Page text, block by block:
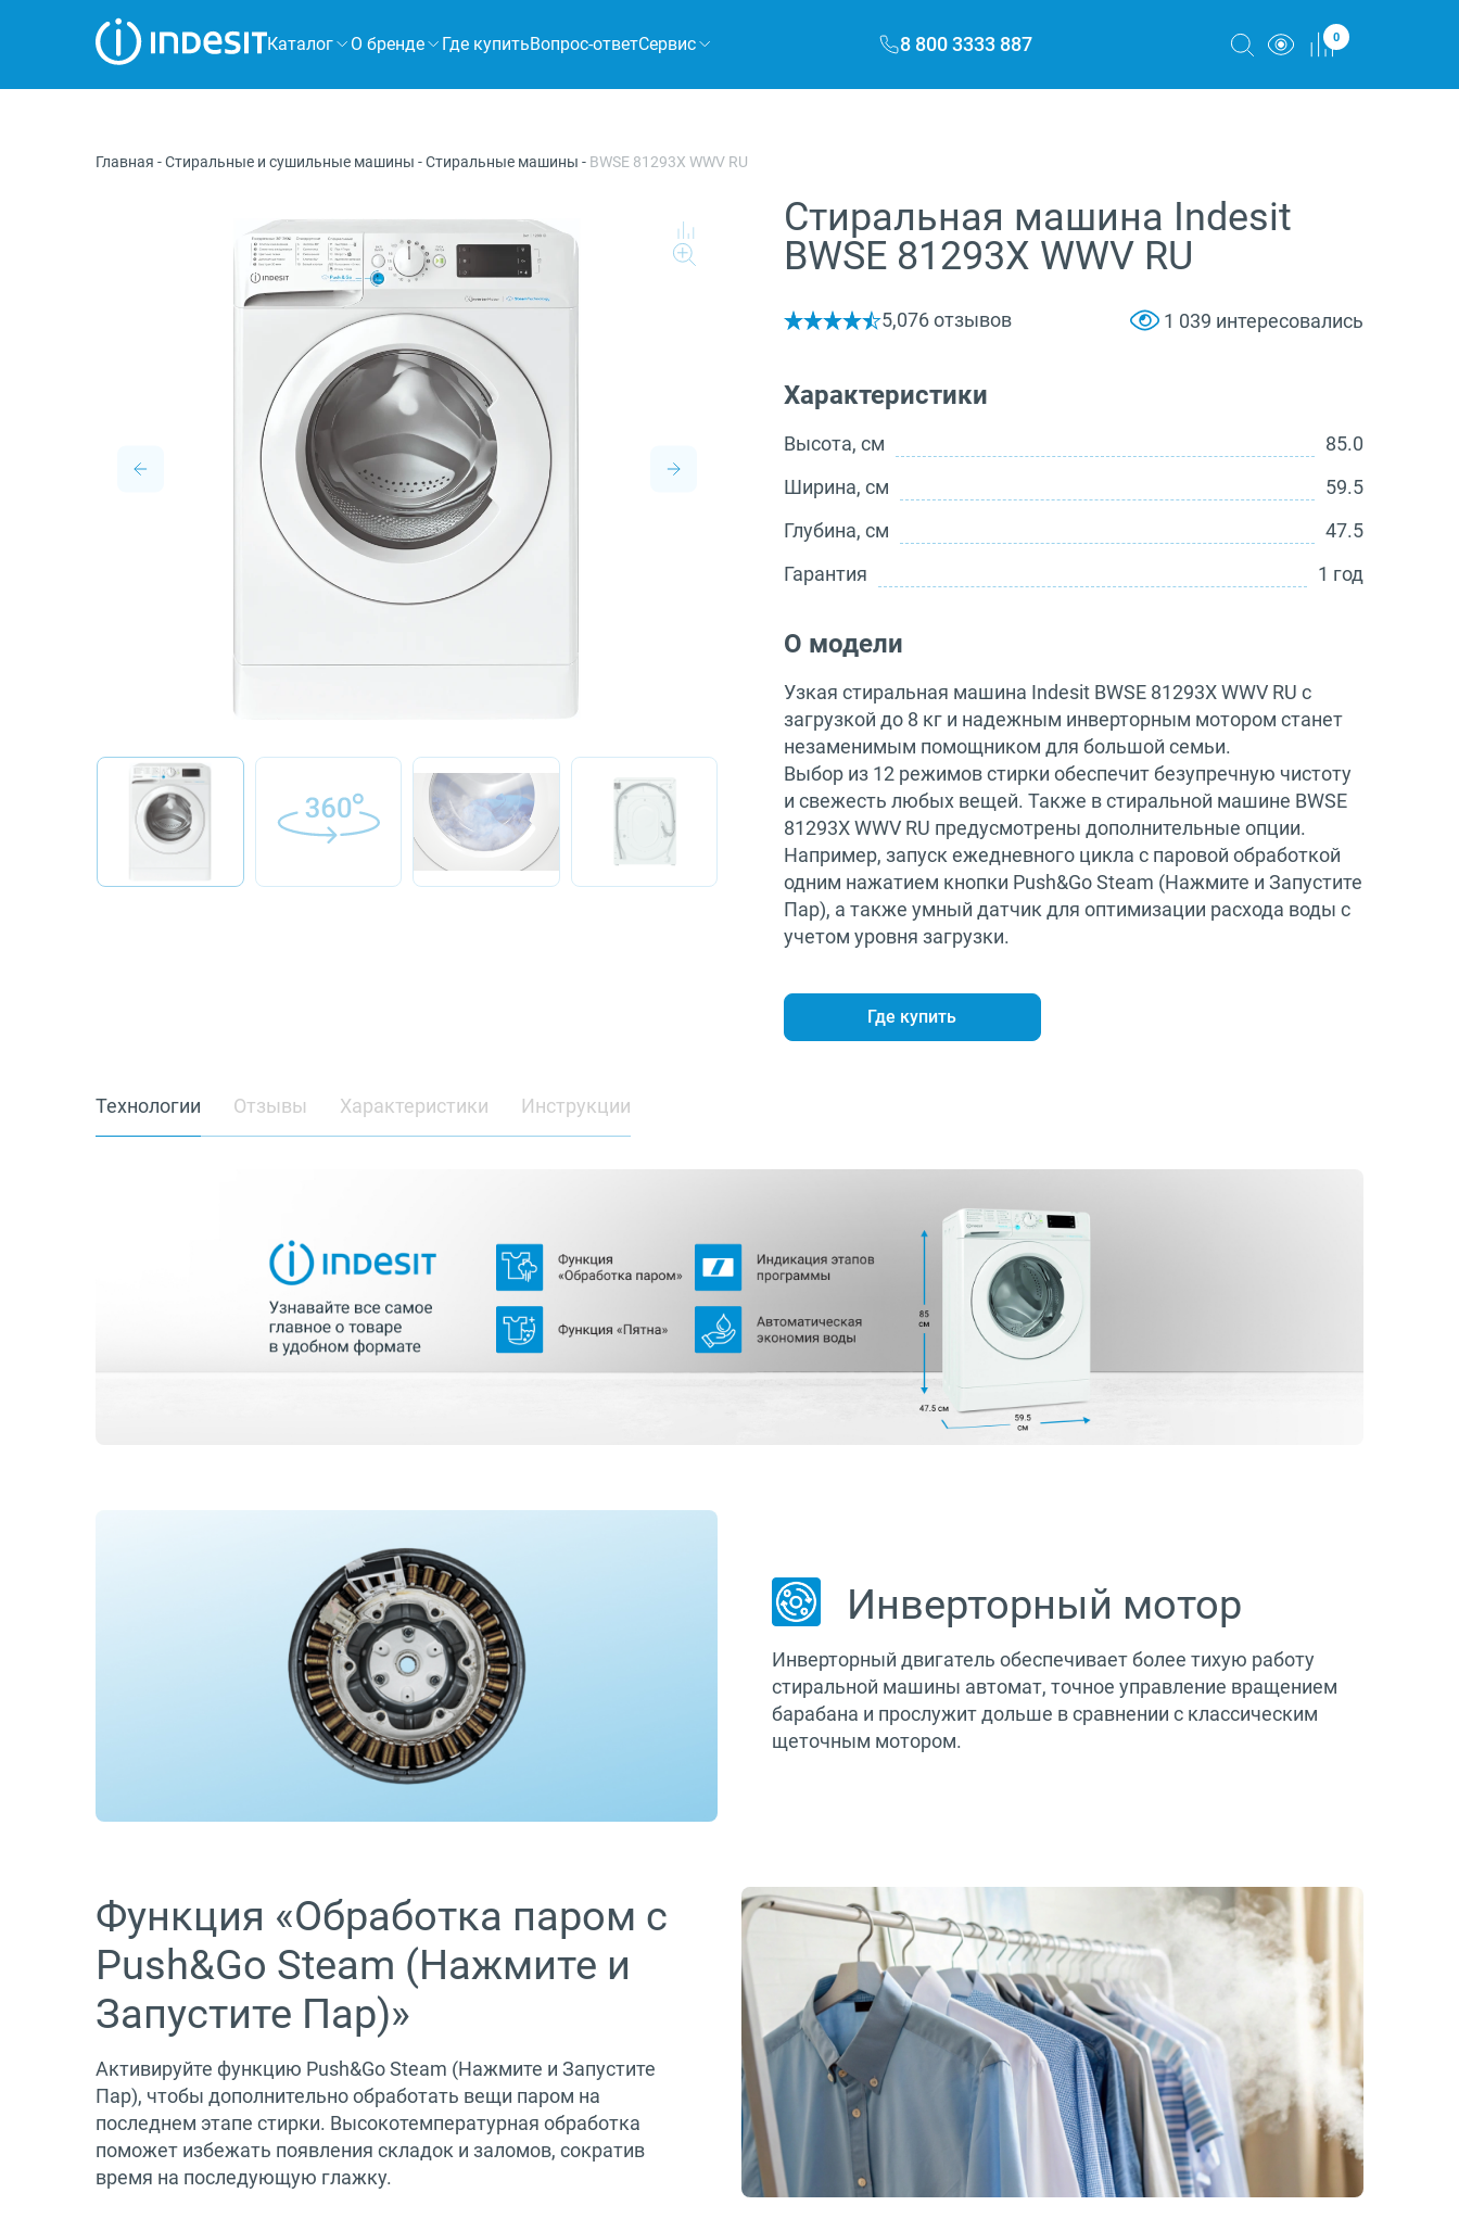
Каталог О бренде Где купитьВопрос-ответСервис 8 800 3333 887 0
Холодильники
Микроволновые печи
Главная -Стиральные и сушильные машины -Стиральные машины - BWSE 81293X WWV RU
Стиральная машина Indesit
BWSE 81293X WWV RU
5,076 отзывов 1 039 интересовались
Характеристики
Высота, см
85.0
Ширина, см
59.5
Глубина, см
47.5
Гарантия
1 год
О модели
Узкая стиральная машина Indesit BWSE 81293X WWV RU с
загрузкой до 8 кг и надежным инверторным мотором станет
незаменимым помощником для большой семьи.
Выбор из 12 режимов стирки обеспечит безупречную чистоту
и свежесть любых вещей. Также в стиральной машине BWSE
81293X WWV RU предусмотрены дополнительные опции.
Например, запуск ежедневного цикла с паровой обработкой
одним нажатием кнопки Push&Go Steam (Нажмите и Запустите
Пар), а также умный датчик для оптимизации расхода воды с
учетом уровня загрузки.
Где купить
Технологии Отзывы Характеристики Инструкции
Инверторный мотор
Инверторный двигатель обеспечивает более тихую работу
стиральной машины автомат, точное управление вращением
барабана и прослужит дольше в сравнении с классическим
щеточным мотором.
Функция «Обработка паром с
Push&Go Steam (Нажмите и
Запустите Пар)»
Активируйте функцию Push&Go Steam (Нажмите и Запустите
Пар), чтобы дополнительно обработать вещи паром на
последнем этапе стирки. Высокотемпературная обработка
поможет избежать появления складок и заломов, сократив
время на последующую глажку.